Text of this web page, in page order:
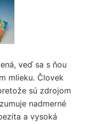
veď sa s ňou
mlieku. Človek
sú zdrojom
nadmerné
a vysoká